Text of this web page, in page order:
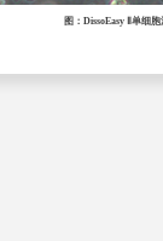
图：DissoEasy Ⅱ单细